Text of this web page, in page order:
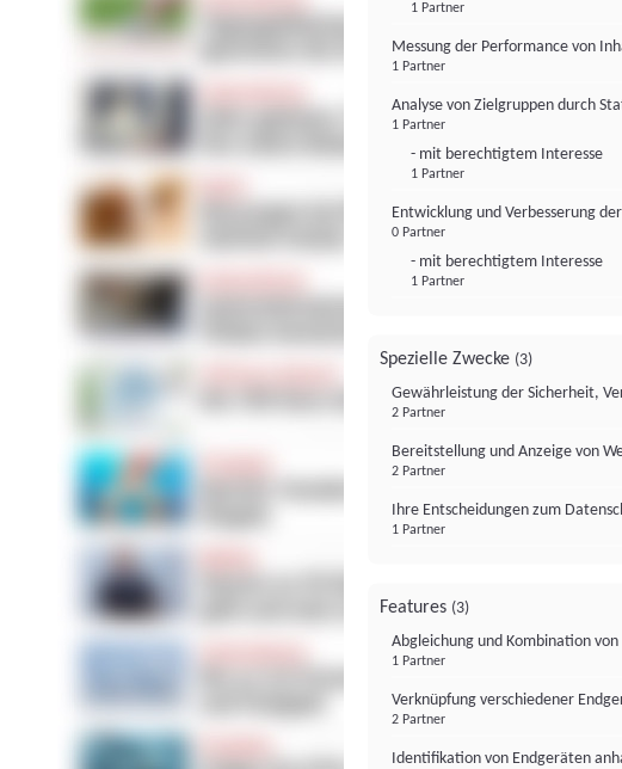
1 Partner
Messung der Performance von
1 Partner
Analyse von Zielgruppen durch
1 Partner
- mit berechtigtem Interesse
1 Partner
Entwicklung und Verbesserung
0 Partner
- mit berechtigtem Interesse
1 Partner
Spezielle Zwecke (3)
Gewährleistung der Sicherheit,
2 Partner
Bereitstellung und Anzeige von
2 Partner
Ihre Entscheidungen zum
1 Partner
Features (3)
Abgleichung und Kombination
1 Partner
Verknüpfung verschiedener
2 Partner
Identifikation von Endgeräten